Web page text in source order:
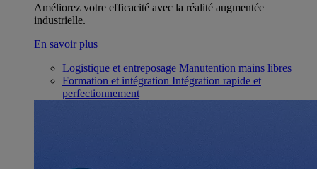
Améliorez votre efficacité avec la réalité augmentée
industrielle.
En savoir plus
Logistique et entreposage Manutention mains libres
Formation et intégration Intégration rapide et
perfectionnement